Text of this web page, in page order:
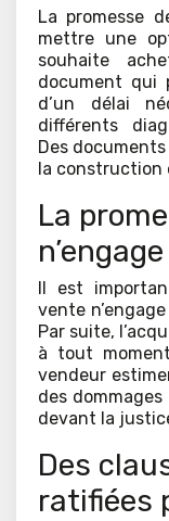
La promesse
mettre une
souhaite
document qui
d’un délai
différents
Des
la construction
La
Il est
vente
Par suite,
à tout
vendeur
des
devant la
Des
ratifiées